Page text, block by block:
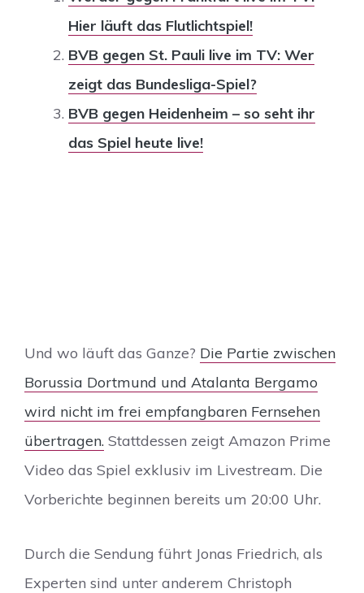
Hier läuft das Flutlichtspiel!
BVB gegen St. Pauli live im TV: Wer
zeigt das Bundesliga-Spiel?
BVB gegen Heidenheim – so seht ihr
das Spiel heute live!
Und wo läuft das Ganze? Die Partie zwischen
Borussia Dortmund und Atalanta Bergamo
wird nicht im frei empfangbaren Fernsehen
übertragen. Stattdessen zeigt Amazon Prime
Video das Spiel exklusiv im Livestream. Die
Vorberichte beginnen bereits um 20:00 Uhr.
Durch die Sendung führt Jonas Friedrich, als
Experten sind unter anderem Christoph